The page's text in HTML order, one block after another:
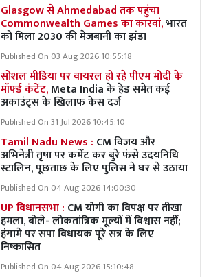
Glasgow से Ahmedabad तक पहुंचा
Commonwealth Games का कारवां,भारत
को मिला 2030 की मेजबानी का झंडा
Published On 03 Aug 2026 10:55:18
सोशल मीडिया पर वायरल हो रहे पीएम मोदी के
मॉर्फ्ड कंटेंट,Meta India के हेड समेत कई
अकाउंट्स के खिलाफ केस दर्ज
Published On 31 Jul 2026 10:45:10
Tamil Nadu News : CM विजय और
अभिनेत्री तृषा पर कमेंट कर बुरे फंसे उदयनिधि
स्टालिन, पूछताछ के लिए पुलिस ने घर से उठाया
Published On 04 Aug 2026 14:00:30
UP विधानसभा : CM योगी का विपक्ष पर तीखा
हमला, बोले- लोकतांत्रिक मूल्यों में विश्वास नहीं;
हंगामे पर सपा विधायक पूरे सत्र के लिए
निष्कासित
Published On 04 Aug 2026 15:10:48